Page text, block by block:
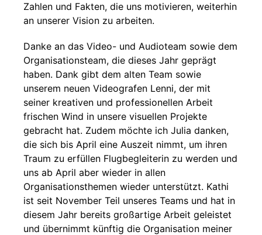
Zahlen und Fakten, die uns motivieren, weiterhin
an unserer Vision zu arbeiten.
Danke an das Video- und Audioteam sowie dem
Organisationsteam, die dieses Jahr geprägt
haben. Dank gibt dem alten Team sowie
unserem neuen Videografen Lenni, der mit
seiner kreativen und professionellen Arbeit
frischen Wind in unsere visuellen Projekte
gebracht hat. Zudem möchte ich Julia danken,
die sich bis April eine Auszeit nimmt, um ihren
Traum zu erfüllen Flugbegleiterin zu werden und
uns ab April aber wieder in allen
Organisationsthemen wieder unterstützt. Kathi
ist seit November Teil unseres Teams und hat in
diesem Jahr bereits großartige Arbeit geleistet
und übernimmt künftig die Organisation meiner